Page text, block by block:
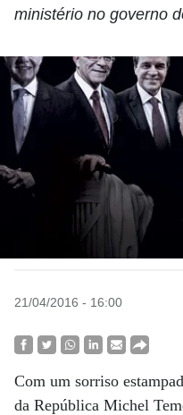
ministério no governo
21/04/2016 - 16:00
Com um sorriso
da República Michel